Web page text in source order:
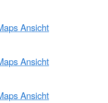
Ansicht
Ansicht
Ansicht